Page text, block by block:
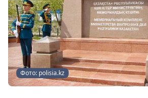
Фото: polisia.kz